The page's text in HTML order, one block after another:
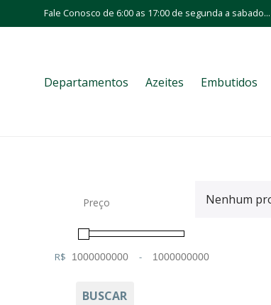
Fale Conosco de 6:00 as 17:00 de segunda a
Departamentos Azeites Embutidos
Preço
R$ -
BUSCAR
Nenhum